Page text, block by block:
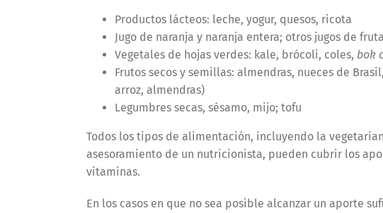
Productos lácteos: leche, yogur, quesos, ricota
Jugo de naranja y naranja entera; otros jugos de
Vegetales de hojas verdes: kale, brócoli, coles, bok
Frutos secos y semillas: almendras, nueces de
arroz, almendras)
Legumbres secas, sésamo, mijo; tofu
Todos los tipos de alimentación, incluyendo la
asesoramiento de un nutricionista, pueden cubrir los
vitaminas.
En los casos en que no sea posible alcanzar un aporte